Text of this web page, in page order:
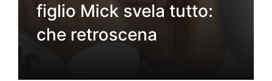
figlio Mick svela tutto:
che retroscena